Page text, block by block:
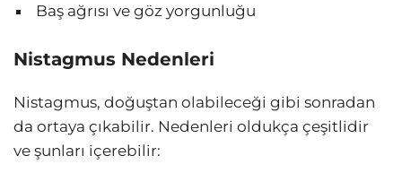
Baş ağrısı ve göz yorgunluğu
Nistagmus Nedenleri
Nistagmus, doğuştan olabileceği gibi sonradan
da ortaya çıkabilir. Nedenleri oldukça çeşitlidir
ve şunları içerebilir: